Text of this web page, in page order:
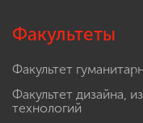
Факультеты
Факультет
Факультет дизайна,
технологий